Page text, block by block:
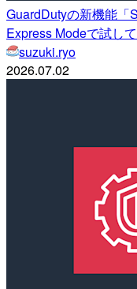
GuardDutyの新機能「
Express Modeで試し
suzuki.ryo
2026.07.02